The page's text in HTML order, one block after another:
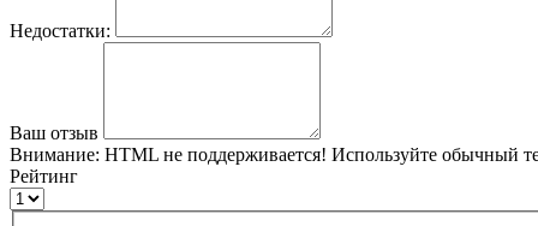
Недостатки:
Ваш отзыв
Внимание: HTML не поддерживается! Используйте обычный
Рейтинг